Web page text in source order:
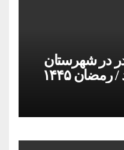
در شهرستان
۱۴۴۵